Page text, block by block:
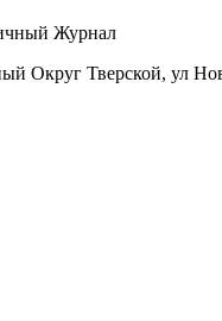
Журнал
Округ Тверской, ул